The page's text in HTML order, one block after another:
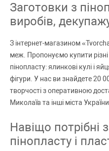
Заготовки з
виробів,
З інтернет-магазином
меж. Пропонуємо купити різні
пінопласту: ялинкові кулі і
фігури. У нас ви знайдете 20
творчості з оперативною
Миколаїв та інші міста України.
Навіщо потрібні
пінопласту і